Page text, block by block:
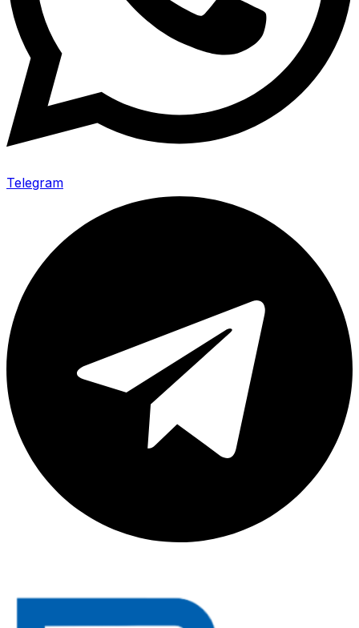
Telegram